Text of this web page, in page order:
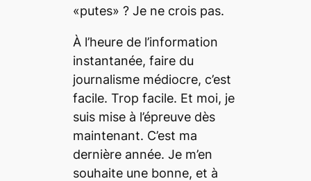
«putes» ? Je ne crois pas.
À l’heure de l’information
instantanée, faire du
journalisme médiocre, c’est
facile. Trop facile. Et moi, je
suis mise à l’épreuve dès
maintenant. C’est ma
dernière année. Je m’en
souhaite une bonne, et à